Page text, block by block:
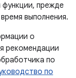
прежде
выполнения.
о
рекомендации
по
по